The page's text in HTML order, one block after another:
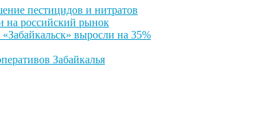
пестицидов и нитратов
на российский рынок
выросли на 35%
Забайкалья